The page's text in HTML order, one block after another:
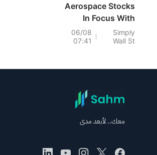
Aerospace Stocks
In Focus With
Hammond Power
Solutions and
Simply
Wall St
06/08
07:41
معك.. لأبعد مدى